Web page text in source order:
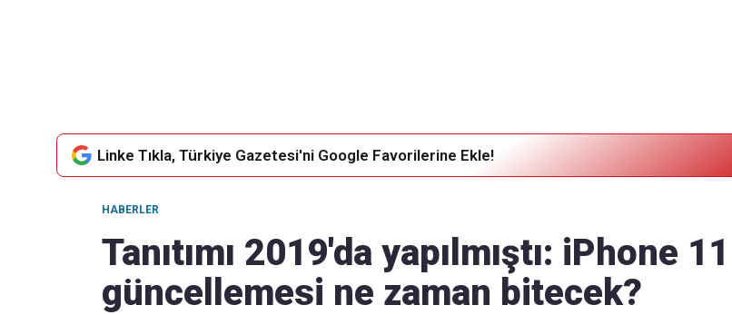
Linke Tıkla, Türkiye Gazetesi'ni Google Favorilerine Ekle!
HABERLER
Tanıtımı 2019'da yapılmıştı: iPhone 11
güncellemesi ne zaman bitecek?